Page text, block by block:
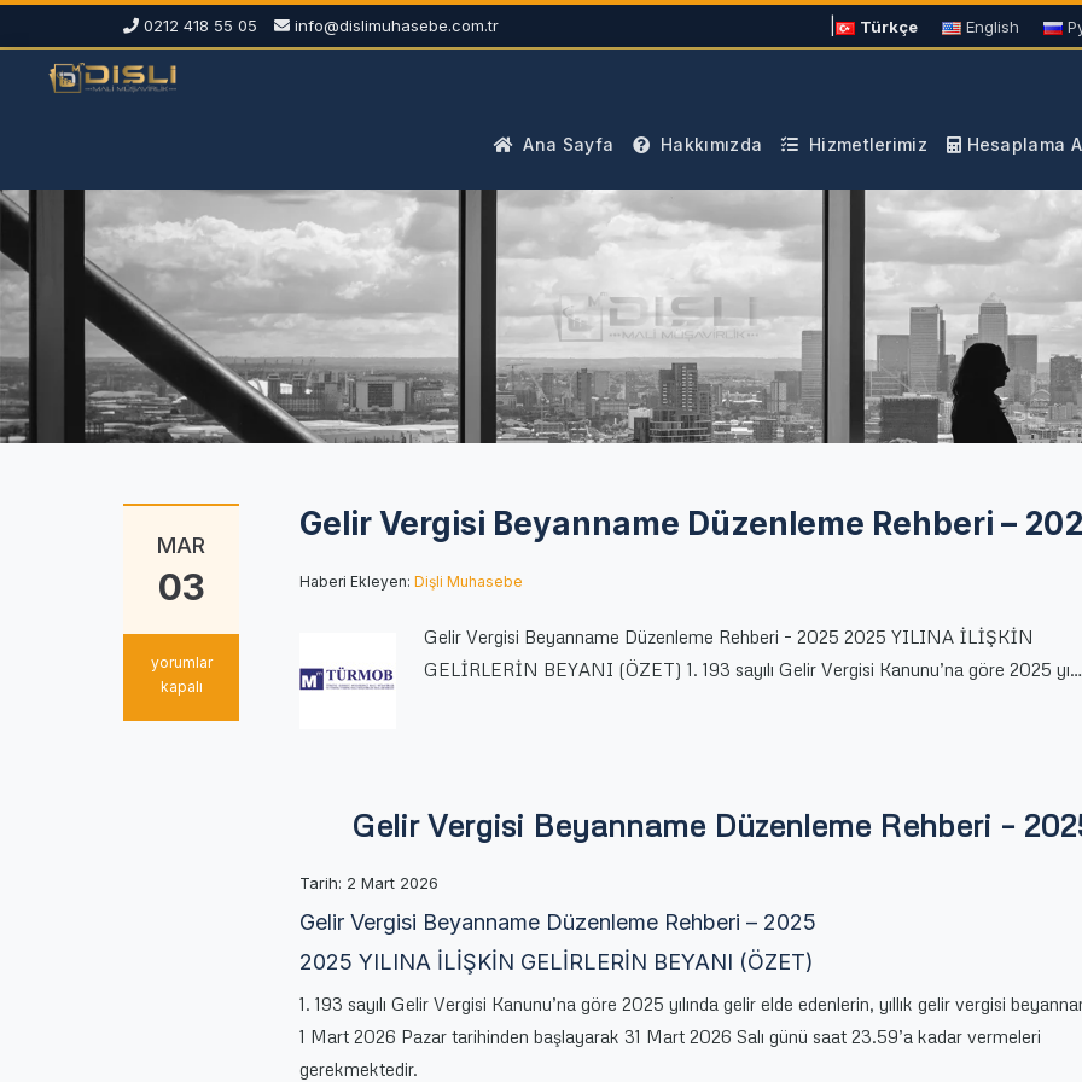
0212 418 55 05 info@dislimuhasebe.com.tr Türkçe English
Ana Sayfa Hakkımızda Hizmetlerimiz Hesaplama
MAR
03
Gelir
Vergisi
yorumlar
kapalı
Gelir Vergisi Beyanname Düzenleme Rehberi –
Haberi Ekleyen:Dişli Muhasebe
Gelir Vergisi Beyanname Düzenleme Rehberi – 2025 2025 YILINA İLİŞKİN
GELİRLERİN BEYANI (ÖZET) 1. 193 sayılı Gelir Vergisi Kanunu’na göre 2025 yı…
Gelir Vergisi Beyanname Düzenleme Rehberi –
Tarih: 2 Mart 2026
Gelir Vergisi Beyanname Düzenleme Rehberi – 2025
2025 YILINA İLİŞKİN GELİRLERİN BEYANI (ÖZET)
1. 193 sayılı Gelir Vergisi Kanunu’na göre 2025 yılında gelir elde edenlerin, yıllık gelir vergisi
1 Mart 2026 Pazar tarihinden başlayarak 31 Mart 2026 Salı günü saat 23.59’a kadar vermeleri
gerekmektedir.